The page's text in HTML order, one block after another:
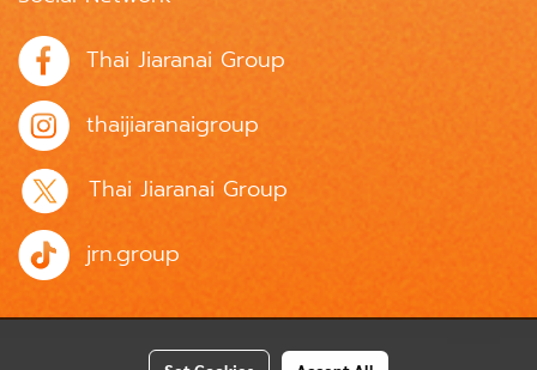
Thai Jiaranai Group
thaijiaranaigroup
Thai Jiaranai Group
jrn.group